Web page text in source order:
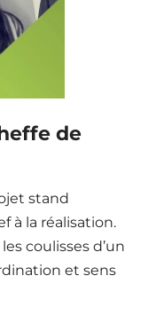
de
stand
à la réalisation.
coulisses d’un
et sens